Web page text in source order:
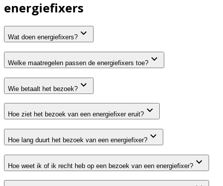
energiefixers
Wat doen energiefixers?
Welke maatregelen passen de energiefixers toe?
Wie betaalt het bezoek?
Hoe ziet het bezoek van een energiefixer eruit?
Hoe lang duurt het bezoek van een energiefixer?
Hoe weet ik of ik recht heb op een bezoek van een energiefixer?